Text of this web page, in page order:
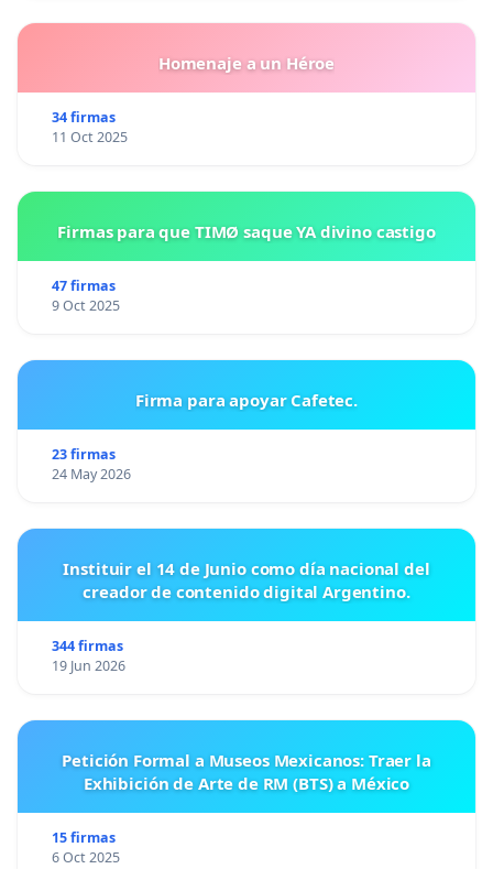
Homenaje a un Héroe
34 firmas
11 Oct 2025
Firmas para que TIMØ saque YA divino castigo
47 firmas
9 Oct 2025
Firma para apoyar Cafetec.
23 firmas
24 May 2026
Instituir el 14 de Junio como día nacional del
creador de contenido digital Argentino.
344 firmas
19 Jun 2026
Petición Formal a Museos Mexicanos: Traer la
Exhibición de Arte de RM (BTS) a México
15 firmas
6 Oct 2025